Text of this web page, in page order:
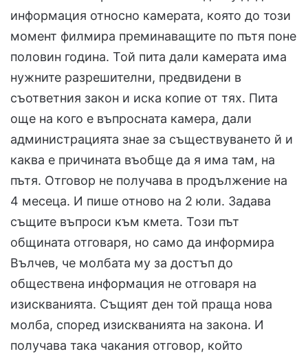
информация относно камерата, която до този
момент филмира преминаващите по пътя поне
половин година. Той пита дали камерата има
нужните разрешителни, предвидени в
съответния закон и иска копие от тях. Пита
още на кого е въпросната камера, дали
администрацията знае за съществуването й и
каква е причината въобще да я има там, на
пътя. Отговор не получава в продължение на
4 месеца. И пише отново на 2 юли. Задава
същите въпроси към кмета. Този път
общината отговаря, но само да информира
Вълчев, че молбата му за достъп до
обществена информация не отговаря на
изискванията. Същият ден той праща нова
молба, според изискванията на закона. И
получава така чакания отговор, който